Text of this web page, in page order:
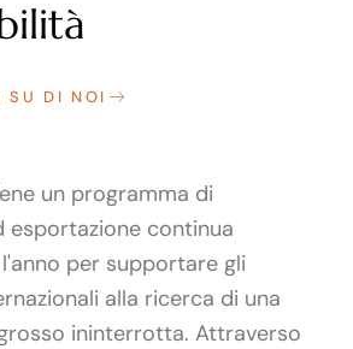
SU DI NOI
un programma di
esportazione continua
per supportare gli
alla ricerca di una
ininterrotta. Attraverso